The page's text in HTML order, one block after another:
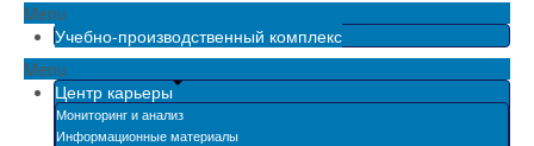
Menu
Учебно-производственный комплекс
Menu
Центр карьеры
Мониторинг и анализ
Информационные материалы